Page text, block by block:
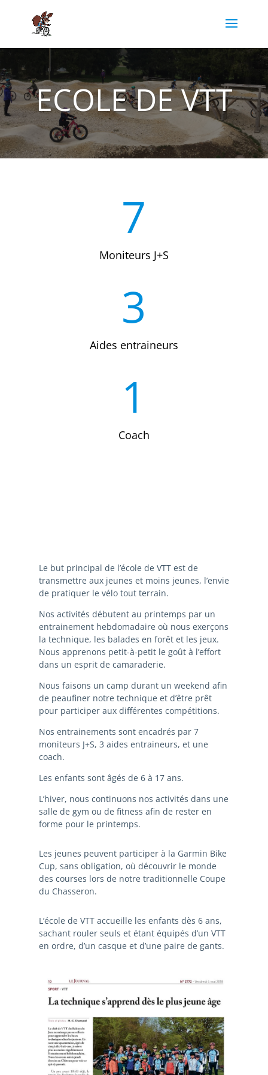
ECOLE DE VTT
7
Moniteurs J+S
3
Aides entraineurs
1
Coach
Le but principal de l’école de VTT est de
transmettre aux jeunes et moins jeunes, l’envie
de pratiquer le vélo tout terrain.
Nos activités débutent au printemps par un
entrainement hebdomadaire où nous exerçons
la technique, les balades en forêtet les jeux.
Nous apprenons petit-à-petit le goût à l’effort
dans un esprit de camaraderie.
Nous faisons un camp durant un weekend afin
de peaufiner notre technique et d’être prêt
pour participer aux différentes compétitions.
Nos entrainements sont encadrés par 7
moniteurs J+S, 3 aides entraineurs, et une
coach.
Les enfants sont âgés de 6 à 17 ans.
L’hiver, nous continuons nos activités dans une
salle de gym ou de fitness afin de rester en
forme pour le printemps.
Les jeunes peuvent participer à la Garmin Bike
Cup, sans obligation, où découvrir le monde
des courses lors de notre traditionnelle Coupe
du Chasseron.
L’école de VTT accueille les enfants dès 6 ans,
sachant rouler seuls et étant équipés d’un VTT
en ordre, d’un casque et d’une paire de gants.